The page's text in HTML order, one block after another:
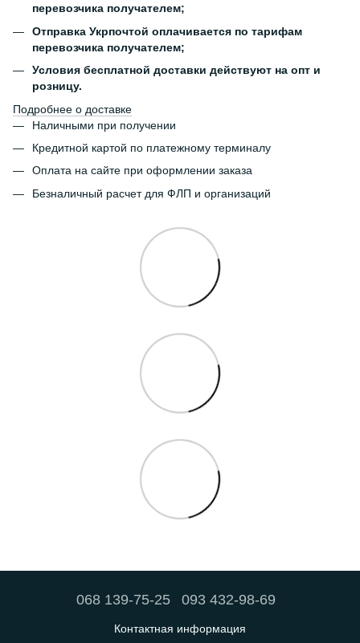
перевозчика получателем;
Отправка Укрпочтой оплачивается по тарифам
перевозчика получателем;
Условия бесплатной доставки действуют на опт и
розницу.
Подробнее о доставке
Наличными при получении
Кредитной картой по платежному терминалу
Оплата на сайте при оформлении заказа
Безналичный расчет для ФЛП и организаций
068 139-75-25 093 432-98-69
Контактная информация